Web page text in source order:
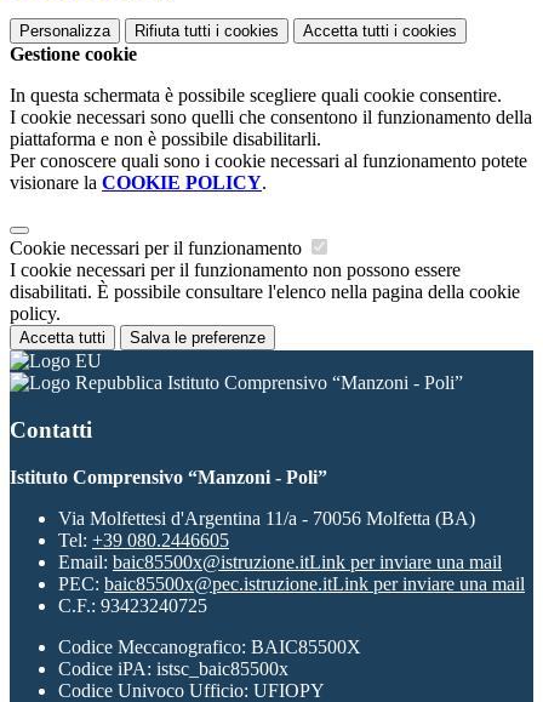
Personalizza Rifiuta tutti i cookies Accetta tutti i cookies
Gestione cookie
In questa schermata è possibile scegliere quali cookie consentire.
I cookie necessari sono quelli che consentono il funzionamento della
piattaforma e non è possibile disabilitarli.
Per conoscere quali sono i cookie necessari al funzionamento potete
visionare la COOKIE POLICY.
Cookie necessari per il funzionamento
I cookie necessari per il funzionamento non possono essere
disabilitati. È possibile consultare l'elenco nella pagina della cookie
policy.
Accetta tutti Salva le preferenze
Istituto Comprensivo “Manzoni - Poli”
Contatti
Istituto Comprensivo “Manzoni - Poli”
Via Molfettesi d'Argentina 11/a - 70056 Molfetta (BA)
Tel: +39 080.2446605
Email: baic85500x@istruzione.itLink per inviare una mail
PEC: baic85500x@pec.istruzione.itLink per inviare una mail
C.F.: 93423240725
Codice Meccanografico: BAIC85500X
Codice iPA: istsc_baic85500x
Codice Univoco Ufficio: UFIOPY